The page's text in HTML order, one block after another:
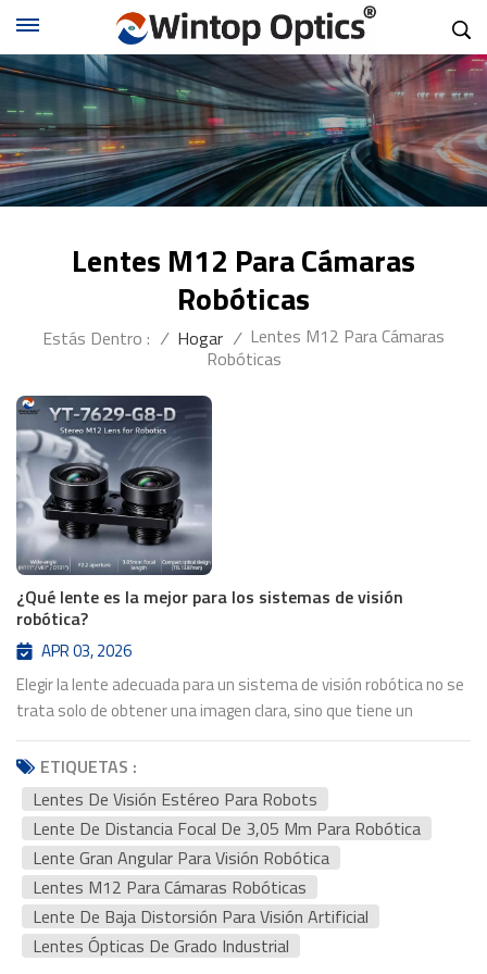
Lentes M12 Para Cámaras
Robóticas
Estás Dentro : / Hogar / Lentes M12 Para Cámaras
Robóticas
¿Qué lente es la mejor para los sistemas de visión
robótica?
APR 03, 2026
Elegir la lente adecuada para un sistema de visión robótica no se
trata solo de obtener una imagen clara, sino que tiene un
impacto directo en precisión, percepción de profundidad y
fiabilidad del sistemaYa sea que estés construyendo un brazo
robótico para inspección, manipulación de objetos o
automatización impulsada por IA, la lente juega un papel
fundamental en el rendimiento de tu sistema en condiciones
reales.En esta guía, explicaremos cómo elegir el Las mejores
lentes para sistemas de visión robótica, basado en necesidades
prácticas de ingeniería en lugar de especificaciones genéricas.Por
qué la lente importa más de lo que creesEn muchos proyectos,
ETIQUETAS :
Lentes De Visión Estéreo Para Robots
Lente De Distancia Focal De 3,05 Mm Para Robótica
Lente Gran Angular Para Visión Robótica
Lentes M12 Para Cámaras Robóticas
Lente De Baja Distorsión Para Visión Artificial
Lentes Ópticas De Grado Industrial